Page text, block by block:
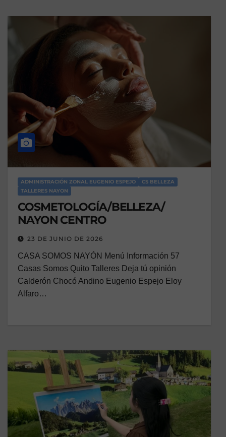
ADMINISTRACIÓN ZONAL EUGENIO ESPEJO
CS BELLEZA
TALLERES NAYON
COSMETOLOGÍA/BELLEZA/
NAYON CENTRO
23 DE JUNIO DE 2026
CASA SOMOS NAYÓN Menú Información 57
Casas Somos Quito Talleres Deja tú opinión
Calderón Chocó Andino Eugenio Espejo Eloy
Alfaro…